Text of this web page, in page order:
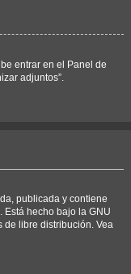
entrar en el Panel de
adjuntos”.
publicada y contiene
. Está hecho bajo la GNU
de libre distribución. Vea